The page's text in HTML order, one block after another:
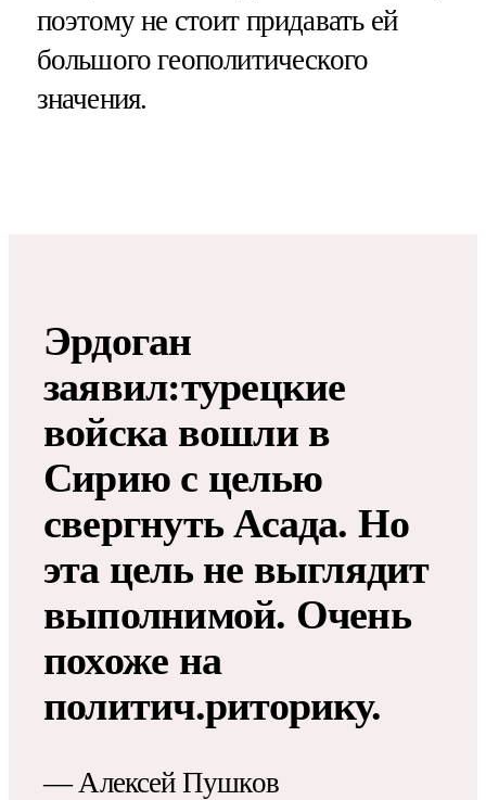
поэтому не стоит придавать ей
большого геополитического
значения.
Эрдоган
заявил:турецкие
войска вошли в
Сирию с целью
свергнуть Асада. Но
эта цель не выглядит
выполнимой. Очень
похоже на
политич.риторику.
— Алексей Пушков